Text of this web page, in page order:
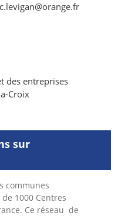
des entreprises
Croix
sur
communes
1000 Centres
Ce réseau de